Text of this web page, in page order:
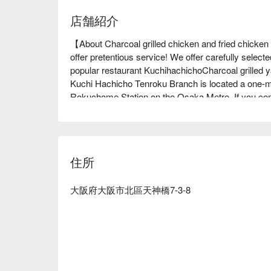
店舗紹介
【About Charcoal grilled chicken and fried
offer pretentious service! We offer carefully
popular restaurant KuchihachichoCharcoal grilled
Kuchi Hachicho Tenroku Branch is located a one-
Rokuchome Station on the Osaka Metro. If you
taste. The interior of the restaurant has a warm
please sit in the tatami room. All of our staff look
住所
大阪府大阪市北區天神橋7-3-8